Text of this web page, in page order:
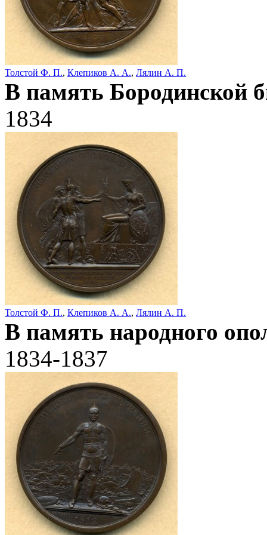
Толстой Ф. П., Клепиков А. А., Лялин А. П.
В память Бородинской
1834
Толстой Ф. П., Клепиков А. А., Лялин А. П.
В память народного
1834-1837